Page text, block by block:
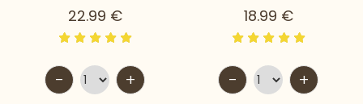
22.99 €
- +
18.99 €
- +